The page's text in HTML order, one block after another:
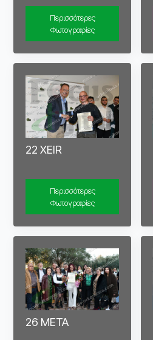
Περισσότερες
Φωτογραφίες
22 XEIR
Περισσότερες
Φωτογραφίες
26 META